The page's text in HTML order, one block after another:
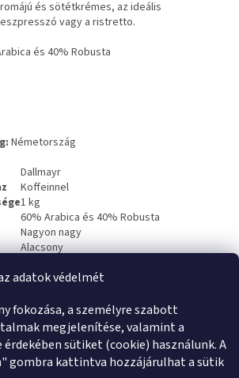
adatok védelmét
fokozása, a személyre szabott
megjelenítése, valamint a
sütiket (cookie) használunk. A
gombra kattintva hozzájárulhat a sütik
és sötétkrémes, az ideális
vagy a ristretto.
és 40% Robusta
Németország
Dallmayr
Koffeinnel
1 kg
60% Arabica és 40% Robusta
Nagyon nagy
Alacsony
60-40% Arabica és Robusta
Közepestől intenzívig